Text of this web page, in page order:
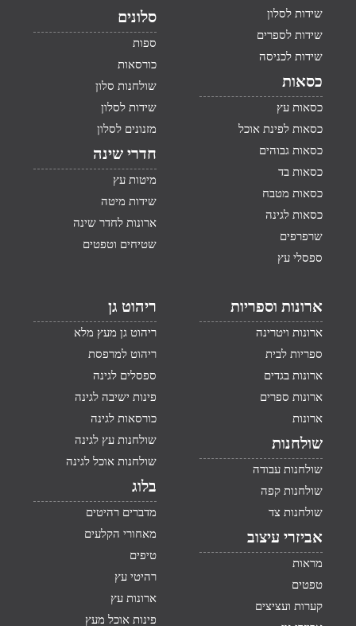
שידות לסלון
שידות לספרים
שידות לכניסה
כסאות
כסאות עץ
כסאות לפינת אוכל
כסאות גבוהים
כסאות בד
כסאות מטבח
כסאות לגינה
שרפרפים
ספסלי עץ
סלונים
ספות
כורסאות
שולחנות סלון
שידות לסלון
מזנונים לסלון
חדרי שינה
מיטות עץ
שידות מיטה
ארונות לחדר שינה
שטיחים וטפטים
ארונות וספריות
ארונות ויטרינה
ספריות לבית
ארונות בגדים
ארונות ספרים
ארונות
שולחנות
שולחנות עבודה
שולחנות קפה
שולחנות צד
אביזרי עיצוב
מראות
טפטים
קערות ועציצים
ריהוט גן
ריהוט גן מעץ מלא
ריהוט למרפסת
ספסלים לגינה
פינות ישיבה לגינה
כורסאות לגינה
שולחנות עץ לגינה
שולחנות אוכל לגינה
בלוג
מדברים רהיטים
מאחורי הקלעים
טיפים
רהיטי עץ
ארונות עץ
פינות אוכל מעץ